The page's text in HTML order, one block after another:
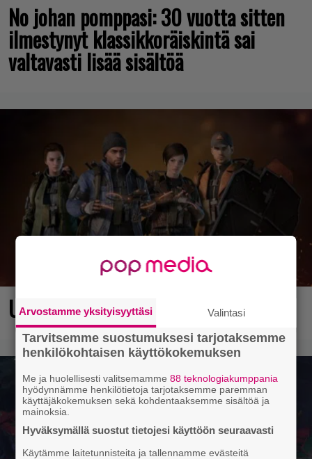
No johan pomppasi: 30 vuotta sitten
ilmestynyt klassikkoräiskintä sai
valtavasti lisää sisältöä
Ubisoftin hittipeli saapui Steamiin
Arvostamme yksityisyyttäsi Valintasi
Tarvitsemme suostumuksesi tarjotaksemme
henkilökohtaisen käyttökokemuksen
Me ja huolellisesti valitsemamme88 teknologiakumppania
hyödynnämme henkilötietoja tarjotaksemme paremman
käyttäjäkokemuksen sekä kohdentaaksemme sisältöä ja
mainoksia.
Hyväksymällä suostut tietojesi käyttöön seuraavasti
Käytämme laitetunnisteita ja tallennamme evästeitä